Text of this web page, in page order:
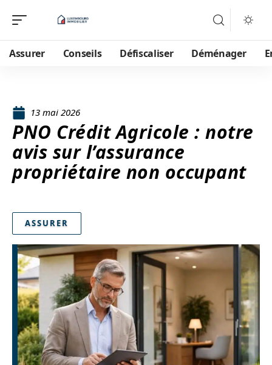
Assurer Conseils Défiscaliser Déménager
13 mai 2026
PNO Crédit Agricole : notre
avis sur l’assurance
propriétaire non occupant
ASSURER